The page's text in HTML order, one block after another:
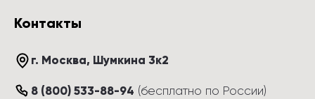
Контакты
г. Москва, Шумкина 3к2
8 (800) 533-88-94 (бесплатно по России)